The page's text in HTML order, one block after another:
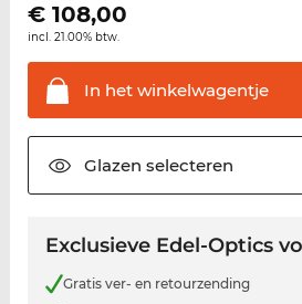
€ 108,00
incl. 21.00% btw.
In hetwinkelwagentje
Glazen selecteren
Exclusieve Edel-Optics
Gratis ver- en retourzending